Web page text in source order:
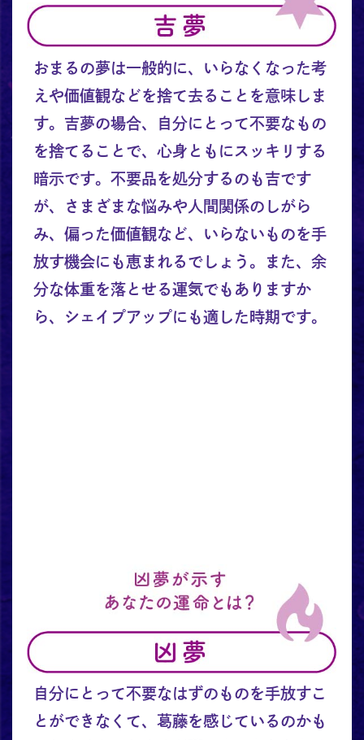
おまるの夢は一般的に、いらなくなった考
えや価値観などを捨て去ることを意味しま
す。吉夢の場合、自分にとって不要なもの
を捨てることで、心身ともにスッキリする
暗示です。不要品を処分するのも吉です
が、さまざまな悩みや人間関係のしがら
み、偏った価値観など、いらないものを手
放す機会にも恵まれるでしょう。また、余
分な体重を落とせる運気でもありますか
ら、シェイプアップにも適した時期です。
自分にとって不要なはずのものを手放すこ
とができなくて、葛藤を感じているのかも